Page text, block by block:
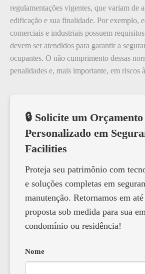
regulamentações vigentes, que variam de
edificação e sua finalidade. Por exemplo,
comerciais e industriais possuem
devem ser atendidos para garantir a
ocupantes. O não cumprimento dessas
penalidades e, mais importante, em riscos
🔒 Solicite um Orçamento
Personalizado em
Facilities
Proteja seu patrimônio com
e soluções completas em
manutenção. Retornamos em
proposta sob medida para sua
condomínio ou residência!
Nome